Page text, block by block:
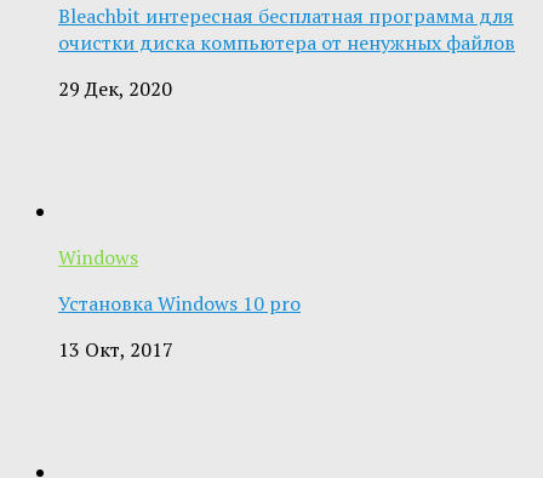
Bleachbit интересная бесплатная программа для
очистки диска компьютера от ненужных файлов
29 Дек, 2020
Windows
Установка Windows 10 pro
13 Окт, 2017